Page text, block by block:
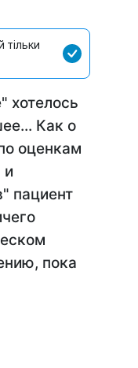
тільки
хотелось
Как о
оценкам
и
пациент
пока